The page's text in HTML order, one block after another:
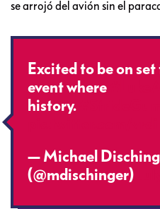
se arrojó del avión sin el
Excited to be on
event where
history.
— Michael
(@mdischinger)